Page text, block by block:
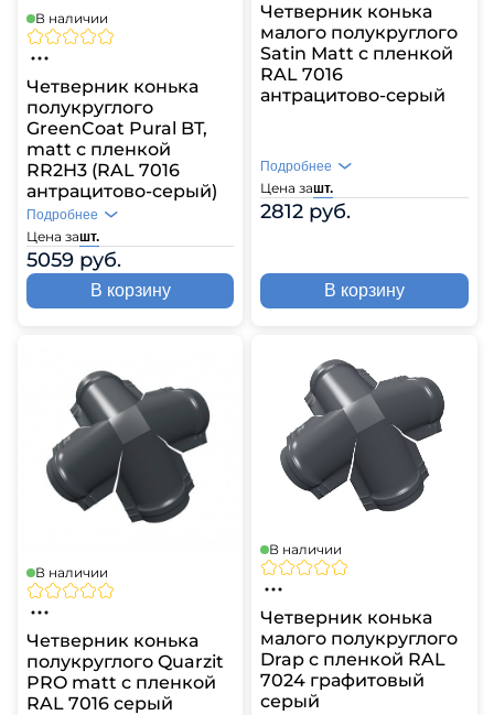
В наличии
Четверник конька
полукруглого
GreenCoat Pural BT,
matt с пленкой
RR2Н3 (RAL 7016
антрацитово-серый)
Цена зашт.
5059 руб.
Подробнее
В корзину
Четверник конька
малого полукруглого
Satin Мatt с пленкой
RAL 7016
антрацитово-серый
Цена зашт.
2812 руб.
Подробнее
В корзину
В наличии
Четверник конька
полукруглого Quarzit
PRO matt с пленкой
RAL 7016 серый
В наличии
Четверник конька
малого полукруглого
Drap с пленкой RAL
7024 графитовый
серый